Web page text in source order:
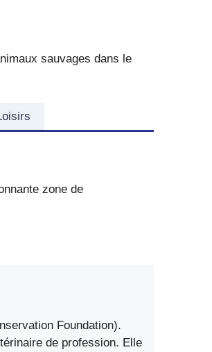
sauvages dans le
zone de
Foundation).
de profession. Elle